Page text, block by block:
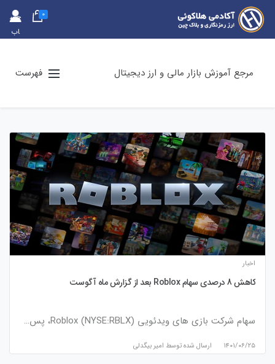
حس
اب
0
مرجع آموزش بازار مالی و ارز دیجیتال فهرست
اخبار
کاهش 8 درصدی سهام Roblox بعد از گزارش ماه آگوست
سهام شرکت بازی های ویدئویی Roblox (NYSE:RBLX)، پس…
۱۴۰۱/۰۶/۲۵ ارسال شده توسط امیر بیگدلی